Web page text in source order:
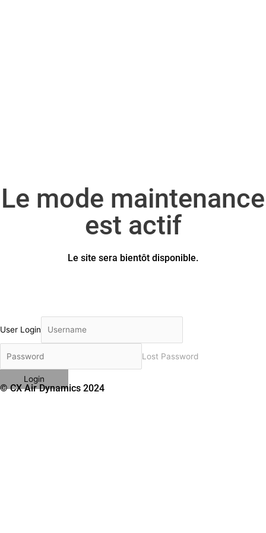
Le mode maintenance
est actif
Le site sera bientôt disponible.
© CX Air Dynamics 2024
User Login
Lost Password